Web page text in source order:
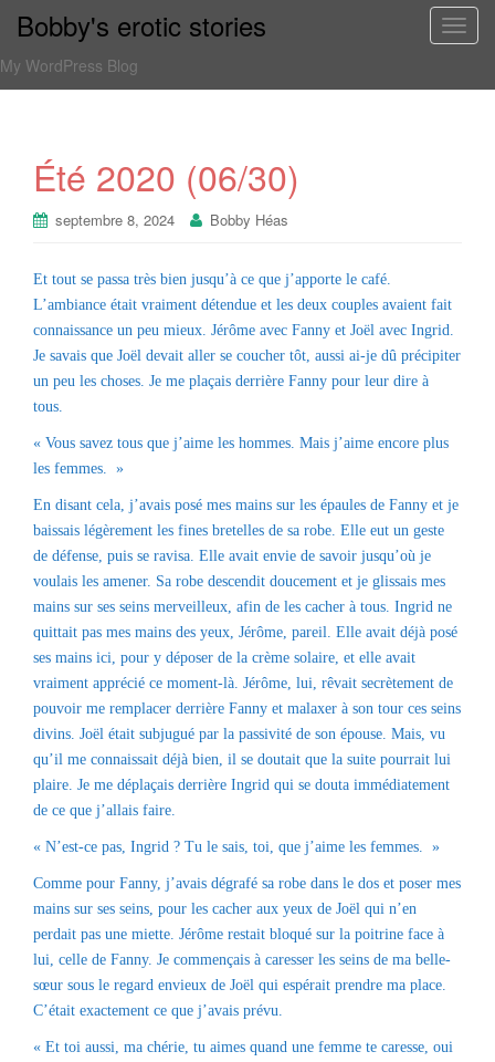
T
i
Bobby's erotic stories
My WordPress Blog
Été 2020 (06/30)
septembre 8, 2024 Bobby Héas
Et tout se passa très bien jusqu’à ce que j’apporte le café.
L’ambiance était vraiment détendue et les deux couples avaient fait
connaissance un peu mieux. Jérôme avec Fanny et Joël avec Ingrid.
Je savais que Joël devait aller se coucher tôt, aussi ai-je dû précipiter
un peu les choses. Je me plaçais derrière Fanny pour leur dire à
tous.
« Vous savez tous que j’aime les hommes. Mais j’aime encore plus
les femmes. »
En disant cela, j’avais posé mes mains sur les épaules de Fanny et je
baissais légèrement les fines bretelles de sa robe. Elle eut un geste
de défense, puis se ravisa. Elle avait envie de savoir jusqu’où je
voulais les amener. Sa robe descendit doucement et je glissais mes
mains sur ses seins merveilleux, afin de les cacher à tous. Ingrid ne
quittait pas mes mains des yeux, Jérôme, pareil. Elle avait déjà posé
ses mains ici, pour y déposer de la crème solaire, et elle avait
vraiment apprécié ce moment-là. Jérôme, lui, rêvait secrètement de
pouvoir me remplacer derrière Fanny et malaxer à son tour ces seins
divins. Joël était subjugué par la passivité de son épouse. Mais, vu
qu’il me connaissait déjà bien, il se doutait que la suite pourrait lui
plaire. Je me déplaçais derrière Ingrid qui se douta immédiatement
de ce que j’allais faire.
« N’est-ce pas, Ingrid ? Tu le sais, toi, que j’aime les femmes. »
Comme pour Fanny, j’avais dégrafé sa robe dans le dos et poser mes
mains sur ses seins, pour les cacher aux yeux de Joël qui n’en
perdait pas une miette. Jérôme restait bloqué sur la poitrine face à
lui, celle de Fanny. Je commençais à caresser les seins de ma belle-
sœur sous le regard envieux de Joël qui espérait prendre ma place.
C’était exactement ce que j’avais prévu.
« Et toi aussi, ma chérie, tu aimes quand une femme te caresse, oui